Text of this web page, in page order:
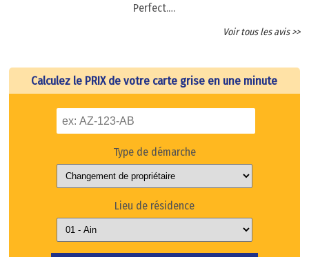
Perfect.…
Voir tous les avis >>
Calculez le PRIX de votre carte grise en une minute
Type de démarche
Lieu de résidence